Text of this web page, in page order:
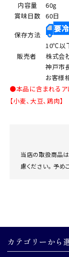
内容量
60g
賞味日数 60日
保存方法
10℃以
販売者
株式会
神戸市
お客様
●本品に含まれるア
【小麦、大豆、鶏肉】
当店の取扱商品
慮ください。 予め
カテゴリーから